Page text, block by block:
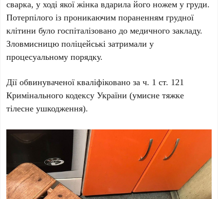
сварка, у ході якої жінка вдарила його ножем у груди.
Потерпілого із проникаючим пораненням грудної
клітини було госпіталізовано до медичного закладу.
Зловмисницю поліцейські затримали у
процесуальному порядку.
Дії обвинуваченої кваліфіковано за ч. 1 ст. 121
Кримінального кодексу України (умисне тяжке
тілесне ушкодження).